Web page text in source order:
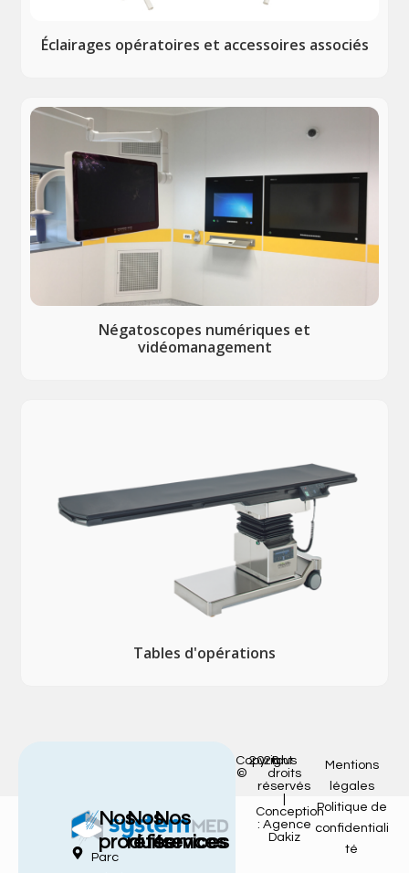
Éclairages opératoires et accessoires associés
Négatoscopes numériques et
vidéomanagement
Tables d'opérations
Parc
Nos
produits
Nos
références
Nos
services
Copyright
©
2026tous
droits
réservés
Conception
: Agence
Dakiz
Mentions
légales
Politique de
confidentiali
té